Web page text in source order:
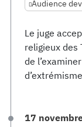
Audience
Le juge
religieux des
de
17